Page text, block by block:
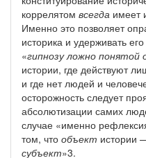
коррелятом всегда имеет
Именно это позволяет
историка и удерживать
«гипнозу ложно понятой
истории, где действуют
и где нет людей и
осторожность следует
абсолютизации самих
случае «именно
том, что объект истории
субъект»3.